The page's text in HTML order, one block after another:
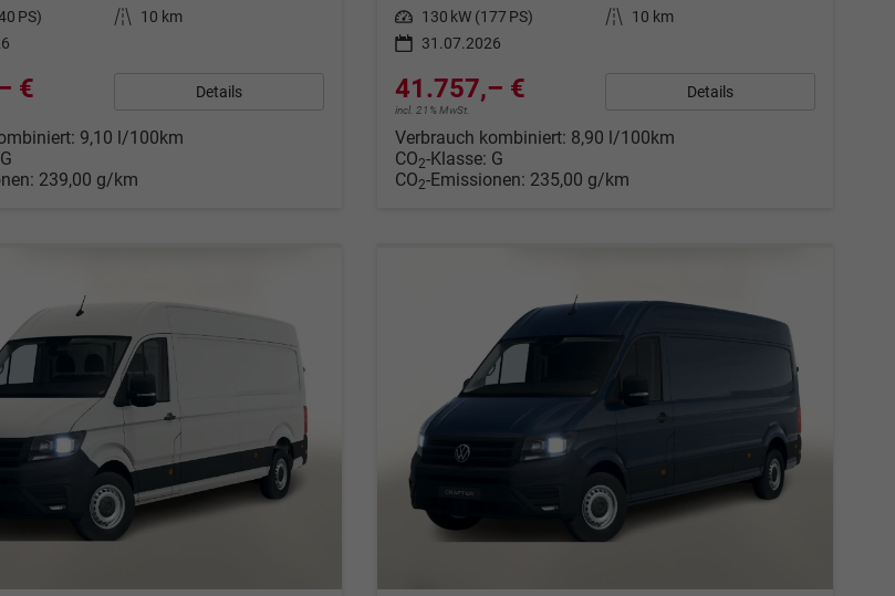
PS) Kilometerstand
10 km
€ Details
9,10 l/100km
G
239,00 g/km
Leistung 130 kW (177 PS) Kilometerstand
10 km
31.07.2026
41.757,– €
incl. 21% MwSt.
Details
Verbrauch kombiniert: 8,90 l/100km
CO2-Klasse: G
CO2-Emissionen: 235,00 g/km